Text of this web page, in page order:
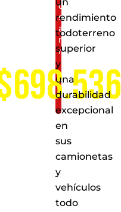
de
servicio
a
nivel
nacional
rendimiento
todoterreno
superior
y
una
durabilidad
excepcional
en
sus
camionetas
y
vehículos
todo